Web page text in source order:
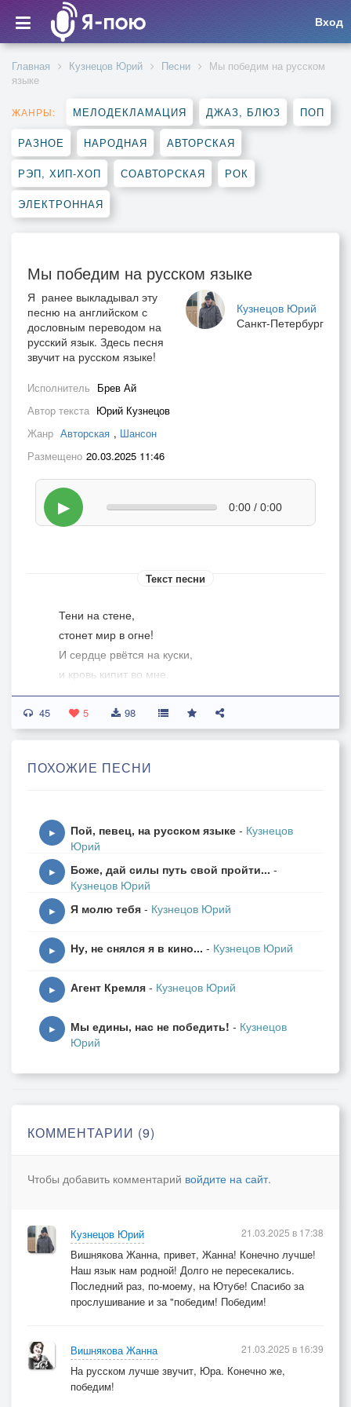
Вход
Главная Кузнецов Юрий Песни
Мы победим на русском
языке
ЖАНРЫ: МЕЛОДЕКЛАМАЦИЯ ДЖАЗ, БЛЮЗ ПОП
РАЗНОЕ НАРОДНАЯ АВТОРСКАЯ
РЭП, ХИП-ХОП СОАВТОРСКАЯ РОК
ЭЛЕКТРОННАЯ
Мы победим на русском языке
Кузнецов Юрий
Санкт-Петербург
Я ранее выкладывал эту
песню на английском с
дословным переводом на
русский язык. Здесь песня
звучит на русском языке!
Исполнитель Брев Ай
Автор текста Юрий Кузнецов
Жанр Авторская , Шансон
Размещено 20.03.2025 11:46
▶ 0:00 / 0:00
Текст песни
Тени на стене,
стонет мир в огне!
И сердце рвётся на куски,
и кровь кипит во мне.
Ваш лицемерный лживый мир
нас делает вдвойне сильней!
Мы победим
Таков наш путь и наша суть,
вам под себя нас не прогнуть.
Мы будем биться до конца
за жизнь истерзанных детей,
За Русский дух и Русский мир,
за нами жизнь!
умерьте свой преступный пыл.
Вы подожгли наш общий дом
Вы на Земле случайный гость,
мостите нам дорогу в ад!
Нацизму нет!
Мы победим
Давно пора напомнит всем,
что Зло громить нам не впервой!
45 5 98
ПОХОЖИЕ ПЕСНИ
▶ Пой, певец, на русском языке - Кузнецов
Юрий
▶ Боже, дай силы путь свой пройти... -
Кузнецов Юрий
▶ Я молю тебя - Кузнецов Юрий
▶ Ну, не снялся я в кино... - Кузнецов Юрий
▶ Агент Кремля - Кузнецов Юрий
▶ Мы едины, нас не победить! - Кузнецов
Юрий
КОММЕНТАРИИ (9)
Чтобы добавить комментарий войдите на сайт.
Кузнецов Юрий
Вишнякова Жанна, привет, Жанна! Конечно лучше!
Наш язык нам родной! Долго не пересекались.
Последний раз, по-моему, на Ютубе! Спасибо за
прослушивание и за "победим! Победим!
21.03.2025 в 17:38
Вишнякова Жанна
На русском лучше звучит, Юра. Конечно же,
победим!
21.03.2025 в 16:39